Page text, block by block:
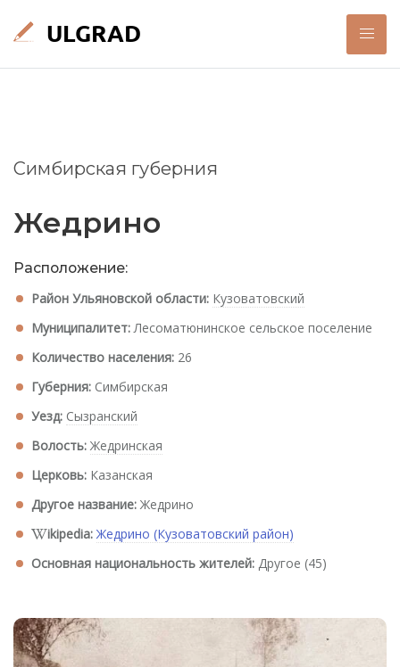
Симбирская губерния
Жедрино
Расположение:
Район Ульяновской области: Кузоватовский
Муниципалитет:Лесоматюнинское сельское поселение
Количество населения: 26
Губерния: Симбирская
Уезд: Сызранский
Волость: Жедринская
Церковь: Казанская
Другое название: Жедрино
ikipedia: Жедрино (Кузоватовский район)
Основная национальность жителей: Другое (45)